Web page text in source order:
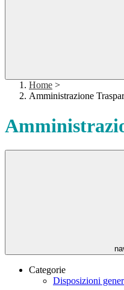
Home >
Amministrazione
Categorie
Disposizioni